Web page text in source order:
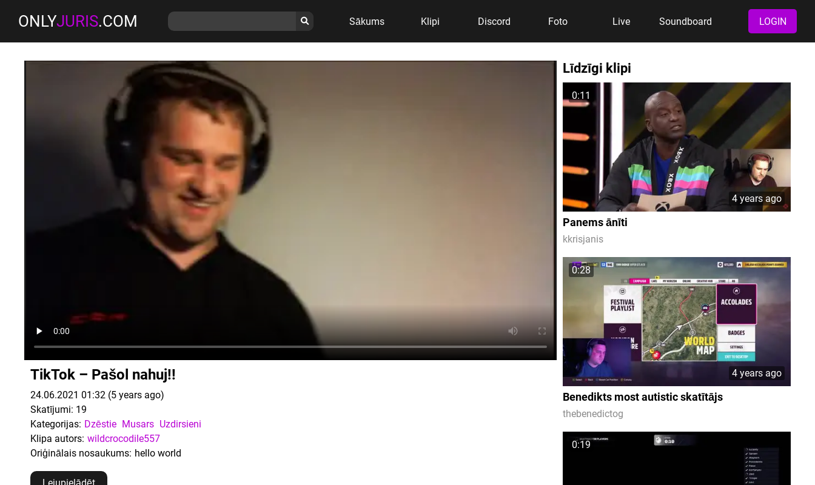
ONLYJURIS.COM Sākums Klipi Discord Foto Live Soundboard LOGIN
TikTok – Pašol nahuj!!
24.06.2021 01:32 (5 years ago)
Skatījumi: 19
Kategorijas: Dzēstie Musars Uzdirsieni
Klipa autors: wildcrocodile557
Oriģinālais nosaukums: hello world
Līdzīgi klipi
0:11
4 years ago
Panems ānīti
kkrisjanis
0:28
4 years ago
Benedikts most autistic skatītājs
thebenedictog
0:19